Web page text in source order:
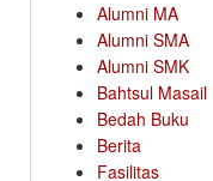
Alumni MA
Alumni SMA
Alumni SMK
Bahtsul Masail
Bedah Buku
Berita
Fasilitas